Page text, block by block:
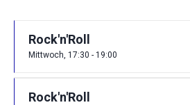
Rock'n'Roll
Mittwoch, 17:30 - 19:00
Rock'n'Roll